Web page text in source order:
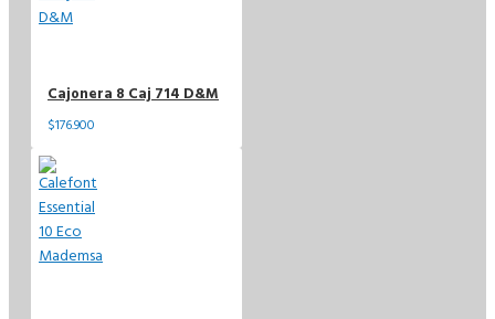
Cajonera 8 Caj 714 D&M
$176.900